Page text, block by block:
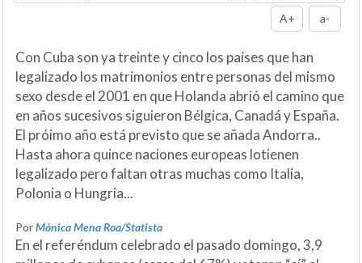
A+ a-
Con Cuba son ya treinte y cinco los países que han
legalizado los matrimonios entre personas del mismo
sexo desde el 2001 en que Holanda abrió el camino que
en años sucesivos siguieron Bélgica, Canadá y España.
El próimo año está previsto que se añada Andorra..
Hasta ahora quince naciones europeas lotienen
legalizado pero faltan otras muchas como Italia,
Polonia o Hungría...
PorMónica Mena Roa/Statista
En el referéndum celebrado el pasado domingo, 3,9